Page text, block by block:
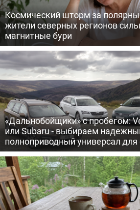
Космический шторм за
жители северных регионов
магнитные бури
«Дальнобойщики» с пробегом:
или Subaru - выбираем
полноприводный универсал